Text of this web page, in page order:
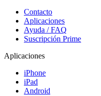
Contacto
Aplicaciones
Ayuda / FAQ
Suscripción Prime
Aplicaciones
iPhone
iPad
Android